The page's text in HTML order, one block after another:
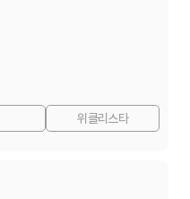
위클리스타